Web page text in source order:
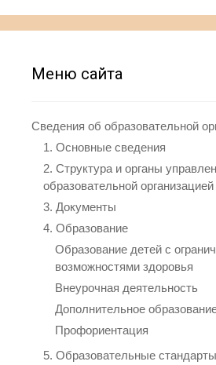
Меню сайта
Сведения об образовательной
1. Основные сведения
2. Структура и органы
образовательной организацией
3. Документы
4. Образование
Образование детей с
возможностями здоровья
Внеурочная деятельность
Дополнительное
Профориентация
5. Образовательные